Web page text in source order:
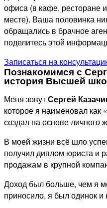
офиса (в кафе, ресторане
месте). Ваша половинка
обращались в брачное
поделитесь этой
Записаться на
Познакомимся с
история Высшей
Меня зовутСергей
которое я наименовал
создал на основе личного
В моей жизни всё шло
получил диплом юриста и
продажам в крупной
Доход был больше, чем я
приносило, я был одинок и